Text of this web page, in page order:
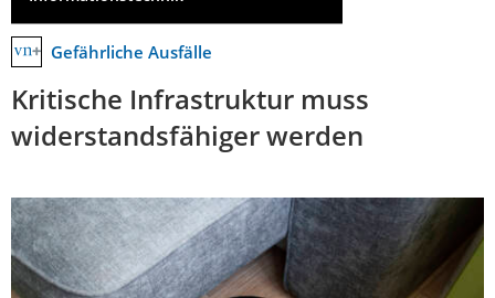
Gefährliche Ausfälle
Kritische Infrastruktur muss
widerstandsfähiger werden